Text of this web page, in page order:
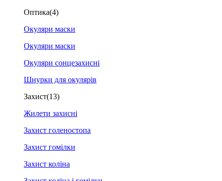
Оптика(4)
Окуляри маски
Окуляри маски
Окуляри сонцезахисні
Шнурки для окулярів
Захист(13)
Жилети захисні
Захист голеностопа
Захист гомілки
Захист коліна